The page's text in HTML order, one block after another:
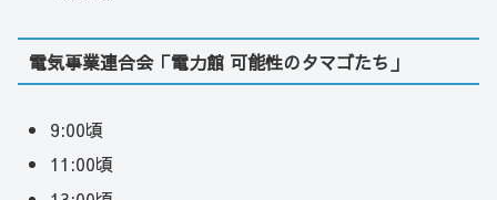
電気事業連合会「電力館 可能性のタマゴたち」
9:00頃
11:00頃